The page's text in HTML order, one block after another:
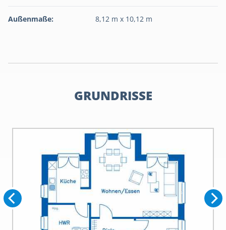
Außenmaße: 8,12 m x 10,12 m
GRUNDRISSE